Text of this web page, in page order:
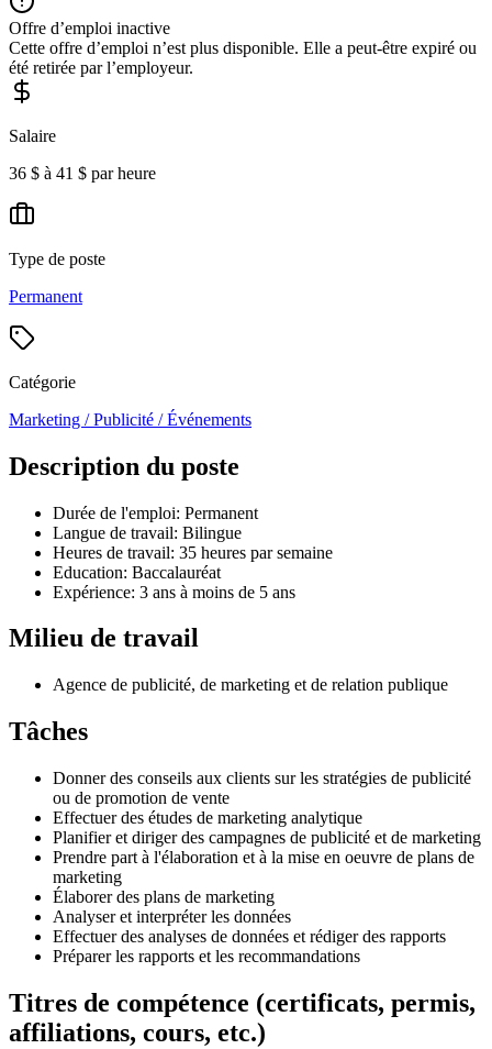
Offre d’emploi inactive
Cette offre d’emploi n’est plus disponible. Elle a peut-être expiré ou
été retirée par l’employeur.
Salaire
36 $ à 41 $ par heure
Type de poste
Permanent
Catégorie
Marketing / Publicité / Événements
Description du poste
Durée de l'emploi: Permanent
Langue de travail: Bilingue
Heures de travail: 35 heures par semaine
Education: Baccalauréat
Expérience: 3 ans à moins de 5 ans
Milieu de travail
Agence de publicité, de marketing et de relation publique
Tâches
Donner des conseils aux clients sur les stratégies de publicité
ou de promotion de vente
Effectuer des études de marketing analytique
Planifier et diriger des campagnes de publicité et de marketing
Prendre part à l'élaboration et à la mise en oeuvre de plans de
marketing
Élaborer des plans de marketing
Analyser et interpréter les données
Effectuer des analyses de données et rédiger des rapports
Préparer les rapports et les recommandations
Titres de compétence (certificats, permis,
affiliations, cours, etc.)